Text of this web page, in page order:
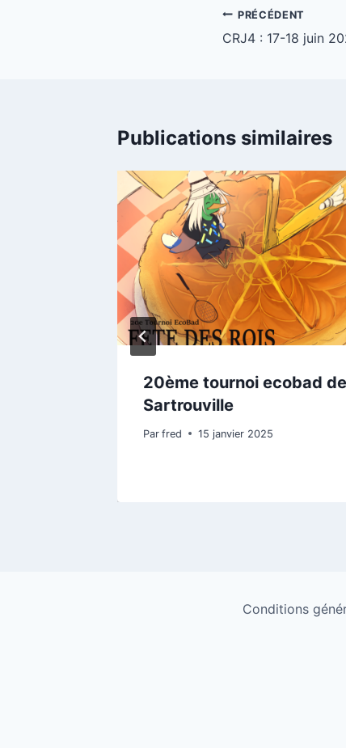
Navigation
de
PRÉCÉDENT
CRJ4 : 17-18 juin
Publications similaires
20ème tournoi ecobad de
Sartrouville
Par fred 15 janvier 2025
Conditions